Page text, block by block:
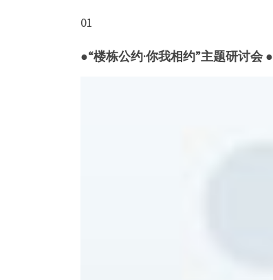
01
●“楼栋公约·你我相约”主题研讨会 ●